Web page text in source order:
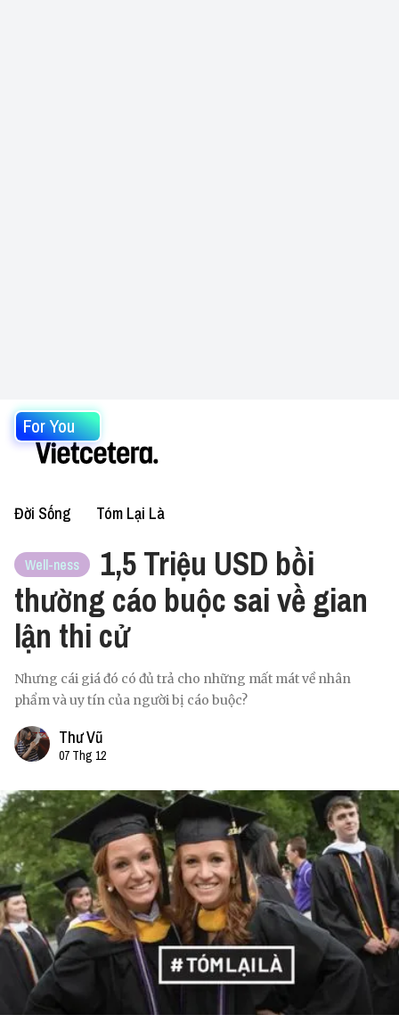
For You
Đời Sống Tóm Lại Là
Well-ness
1,5 Triệu USD bồi
thường cáo buộc sai về gian
lận thi cử
Nhưng cái giá đó có đủ trả cho những mất mát về nhân
phẩm và uy tín của người bị cáo buộc?
Thư Vũ
07 Thg 12